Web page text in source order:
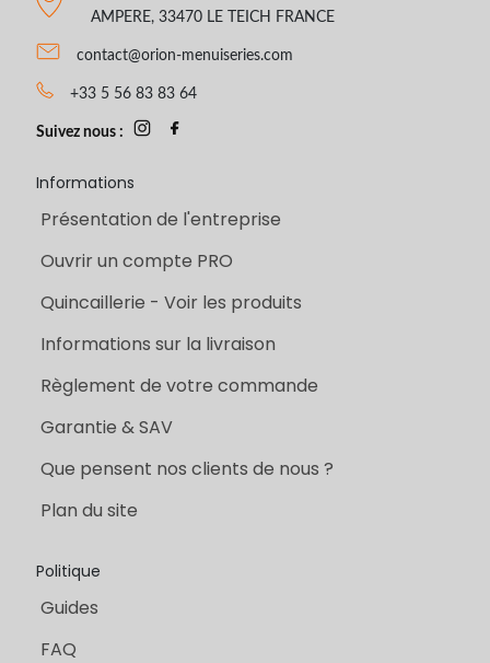
AMPERE, 33470 LE TEICH FRANCE
contact@orion-menuiseries.com
+33 5 56 83 83 64
Suivez nous :
Informations
Présentation de l'entreprise
Ouvrir un compte PRO
Quincaillerie - Voir les produits
Informations sur la livraison
Règlement de votre commande
Garantie & SAV
Que pensent nos clients de nous ?
Plan du site
Politique
Guides
FAQ